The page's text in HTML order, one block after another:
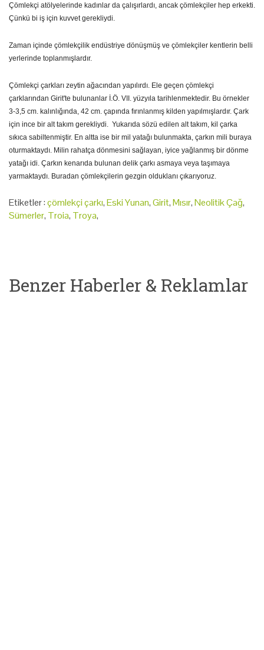
Çömlekçi atölyelerinde kadınlar da çalışırlardı, ancak çömlekçiler hep erkekti.
Çünkü bi iş için kuvvet gerekliydi.
Zaman içinde çömlekçilik endüstriye dönüşmüş ve çömlekçiler kentlerin belli
yerlerinde toplanmışlardır.
Çömlekçi çarkları zeytin ağacından yapılırdı. Ele geçen çömlekçi
çarklarından Girit'te bulunanlar İ.Ö. VII. yüzyıla tarihlenmektedir. Bu örnekler
3-3,5 cm. kalınlığında, 42 cm. çapında fırınlanmış kilden yapılmışlardır. Çark
için ince bir alt takım gerekliydi. Yukarıda sözü edilen alt takım, kil çarka
sıkıca sabiltenmiştir. En altta ise bir mil yatağı bulunmakta, çarkın mili buraya
oturmaktaydı. Milin rahatça dönmesini sağlayan, iyice yağlanmış bir dönme
yatağı idi. Çarkın kenarıda bulunan delik çarkı asmaya veya taşımaya
yarmaktaydı. Buradan çömlekçilerin gezgin olduklanı çıkarıyoruz.
Etiketler :çömlekçi çarkı,Eski Yunan,Girit,Mısır,Neolitik Çağ,
Sümerler, Troia, Troya,
Benzer Haberler & Reklamlar